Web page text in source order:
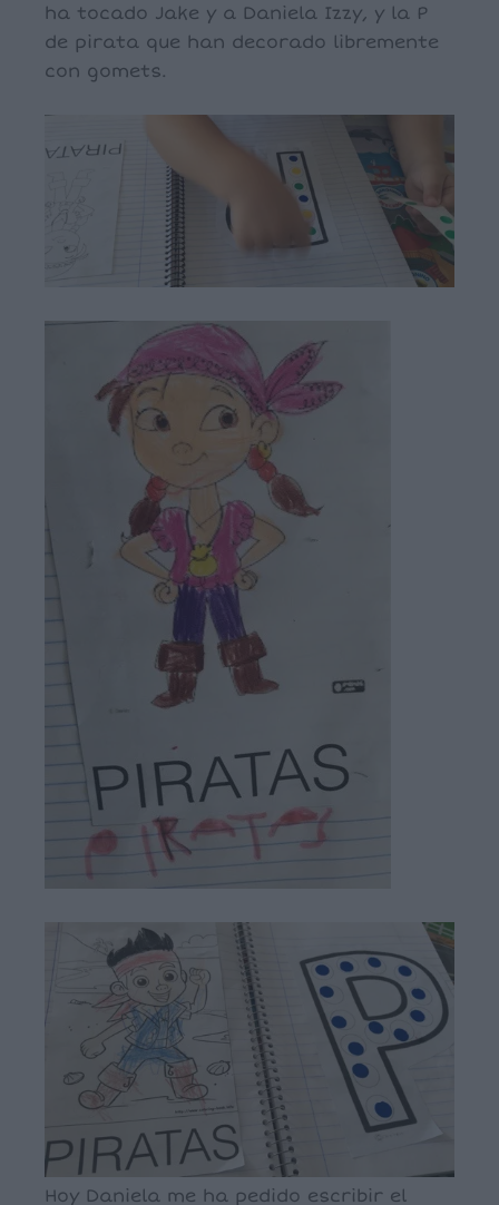
ha tocado Jake y a Daniela Izzy, y la P
de pirata que han decorado libremente
con gomets.
Hoy Daniela me ha pedido escribir el